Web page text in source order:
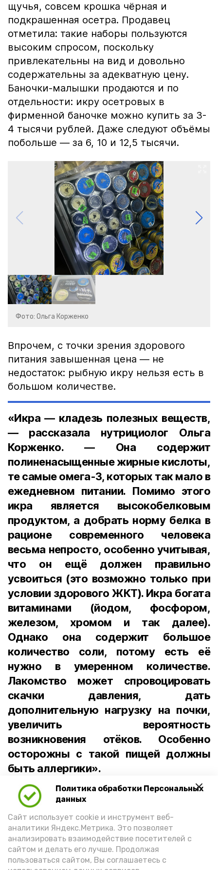
Политика обработки Персональных
данных
Сайт использует cookie и инструмент веб-
аналитики Яндекс.Метрика. Это позволяет
анализировать взаимодействие посетителей с
сайтом и делать его лучше. Продолжая
пользоваться сайтом, Вы соглашаетесь с
щучья, совсем крошка чёрная и
подкрашенная осетра. Продавец
отметила: такие наборы пользуются
высоким спросом, поскольку
привлекательны на вид и довольно
содержательны за адекватную цену.
Баночки-малышки продаются и по
отдельности: икру осетровых в
фирменной баночке можно купить за 3-
4 тысячи рублей. Даже следуют объёмы
побольше — за 6, 10 и 12,5 тысячи.
Фото: Ольга Корженко
Впрочем, с точки зрения здорового
питания завышенная цена — не
недостаток: рыбную икру нельзя есть в
большом количестве.
«Икра — кладезь полезных веществ,
— рассказала нутрициолог Ольга
Корженко. — Она содержит
полиненасыщенные жирные кислоты,
те самые омега-3, которых так мало в
ежедневном питании. Помимо этого
икра является высокобелковым
продуктом, а добрать норму белка в
рационе современного человека
весьма непросто, особенно учитывая,
что он ещё должен правильно
усвоиться (это возможно только при
условии здорового ЖКТ). Икра богата
витаминами (йодом, фосфором,
железом, хромом и так далее).
Однако она содержит большое
количество соли, потому есть её
нужно в умеренном количестве.
Лакомство может спровоцировать
скачки давления, дать
дополнительную нагрузку на почки,
увеличить вероятность
возникновения отёков. Особенно
осторожны с такой пищей должны
быть аллергики».
Для взрослого человека безопасной
порцией икры считается 30-50 граммов
(2-3 ложки). При этом следует обратить
внимание на хлеб, с которым она
подаётся: лучше выбирать
цельнозерновой, с мукой грубого